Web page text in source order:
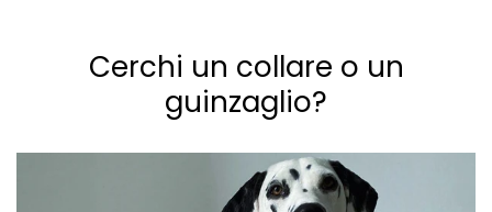
Cerchi un collare o un
guinzaglio?